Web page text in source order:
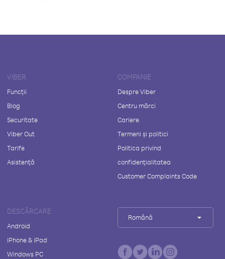
VIBER
Funcții
Blog
Securitate
Viber Out
Tarife
Asistență
COMPANIE
Despre Viber
Centru mărci
Cariere
Termeni și politici
Politica privind
confidențialitatea
Customer Complaints Code
DESCĂRCARE
Android
iPhone & iPad
Windows PC
Română